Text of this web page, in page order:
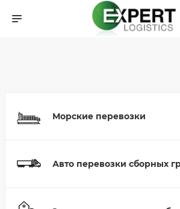
Морские перевозки
Авто перевозки сборных